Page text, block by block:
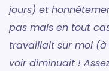
jours) et
pas mais en tout
travaillait sur moi
voir diminuait !